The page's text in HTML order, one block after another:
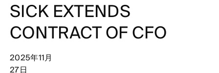
SICK EXTENDS
CONTRACT OF CFO
2025年11月
27日